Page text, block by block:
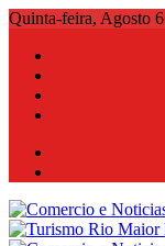
Skip
content
Quinta-feira, Agosto 6